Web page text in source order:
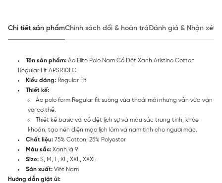
Chi tiết sản phẩmChính sách đổi & hoàn trảĐánh giá & Nhận xét
Tên sản phẩm: Áo Elite Polo Nam Cổ Dệt Xanh Aristino Cotton
Regular Fit APSR10EC
Kiểu dáng: Regular Fit
Thiết kế:
Áo polo form Regular fit suông vừa thoải mải nhưng vẫn vừa vặn
với cơ thể.
Thiết kế basic với cổ dệt lịch sự và màu sắc trung tính, khỏe
khoắn, tạo nên diện mạo lịch lãm và nam tính cho người mặc.
Chất liệu: 75% Cotton, 25% Polyester
Màu sắc: Xanh lá 9
Size: S, M, L, XL, XXL, XXXL
Sản xuất: Việt Nam
Hướng dẫn giặt ủi: